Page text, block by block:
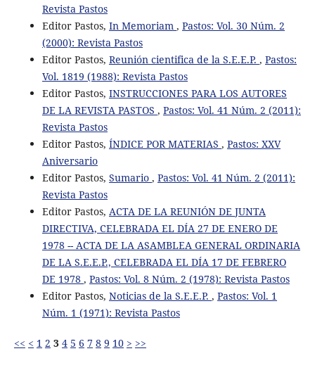
Revista Pastos
Editor Pastos, In Memoriam , Pastos: Vol. 30 Núm. 2
(2000): Revista Pastos
Editor Pastos, Reunión cientifica de la S.E.E.P. , Pastos:
Vol. 1819 (1988): Revista Pastos
Editor Pastos, INSTRUCCIONES PARA LOS AUTORES
DE LA REVISTA PASTOS , Pastos: Vol. 41 Núm. 2 (2011):
Revista Pastos
Editor Pastos, ÍNDICE POR MATERIAS , Pastos: XXV
Aniversario
Editor Pastos, Sumario , Pastos: Vol. 41 Núm. 2 (2011):
Revista Pastos
Editor Pastos, ACTA DE LA REUNIÓN DE JUNTA
DIRECTIVA, CELEBRADA EL DÍA 27 DE ENERO DE
1978 -- ACTA DE LA ASAMBLEA GENERAL ORDINARIA
DE LA S.E.E.P., CELEBRADA EL DÍA 17 DE FEBRERO
DE 1978 , Pastos: Vol. 8 Núm. 2 (1978): Revista Pastos
Editor Pastos, Noticias de la S.E.E.P. , Pastos: Vol. 1
Núm. 1 (1971): Revista Pastos
<< < 1 2 3 4 5 6 7 8 9 10 > >>